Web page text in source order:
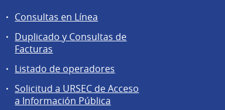
Agentes
regulados
Consultas en Línea
Duplicado y Consultas de
Facturas
Listado de operadores
Solicitud a URSEC de Acceso
a Información Pública